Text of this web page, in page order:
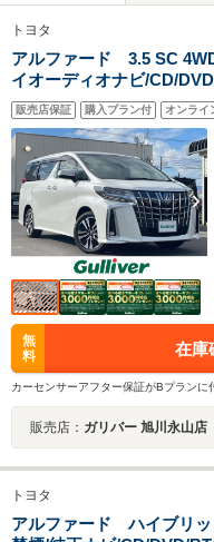
トヨタ
アルファード 3.5 SC
イオーディオナビ/CD/
ースライドドア/電動リア
タルインナーミラー/JBL
販売店保証 購入プラン付 オンライ
無
料
在庫
カーセンサーアフター保証がBプランに
販売店： ガリバー 旭川永山店
トヨタ
アルファード ハイブリ